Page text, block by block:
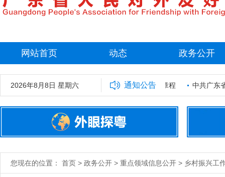
网站首页 动态 政务公开
2026年8月8日 星期六 通知公告
用工作人员名单公示 广东省外事保障中心章程 中共广东省
您现在的位置： 首页 > 政务公开 > 重点领域信息公开 > 乡村振兴工